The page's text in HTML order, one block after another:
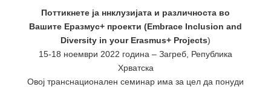
Поттикнете ја ннклузијата и различноста во
Вашите Еразмус+ проекти (Embrace Inclusion and
Diversity in your Erasmus+ Projects)
15-18 ноември 2022 година – Загреб, Република
Хрватска
Овој транснационален семинар има за цел да понуди